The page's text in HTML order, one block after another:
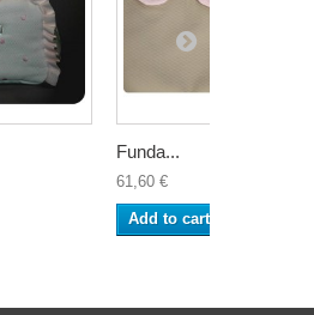
Funda...
61,60 €
Add to cart